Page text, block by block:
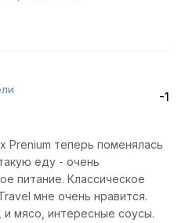
-1
Prenium теперь поменялась
еду - очень
питание. Классическое
мне очень нравится.
мясо, интересные соусы.